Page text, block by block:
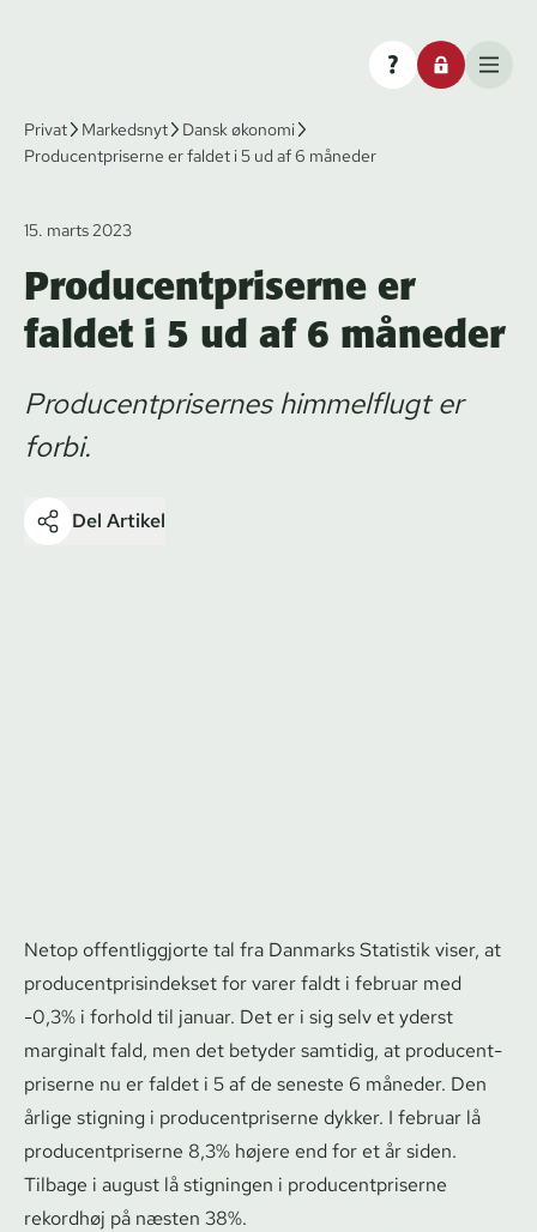
Privat Markedsnyt
Dansk økonomi
Producentpriserne er faldet i 5 ud af 6 måneder
15. marts 2023
Producentpriserne er
faldet i 5 ud af 6 måneder
Producentprisernes himmelflugt er
forbi.
Del Artikel
Netop of­fent­lig­gjor­te tal fra Danmarks Statistik viser, at
pro­du­cent­pri­sin­dek­set for varer faldt i februar med
-0,3% i forhold til januar. Det er i sig selv et yderst
marginalt fald, men det betyder samtidig, at pro­du­cent­
pri­ser­ne nu er faldet i 5 af de seneste 6 måneder. Den
årlige stigning i pro­du­cent­pri­ser­ne dykker. I februar lå
pro­du­cent­pri­ser­ne 8,3% højere end for et år siden.
Tilbage i august lå stigningen i pro­du­cent­pri­ser­ne
rekordhøj på næsten 38%.